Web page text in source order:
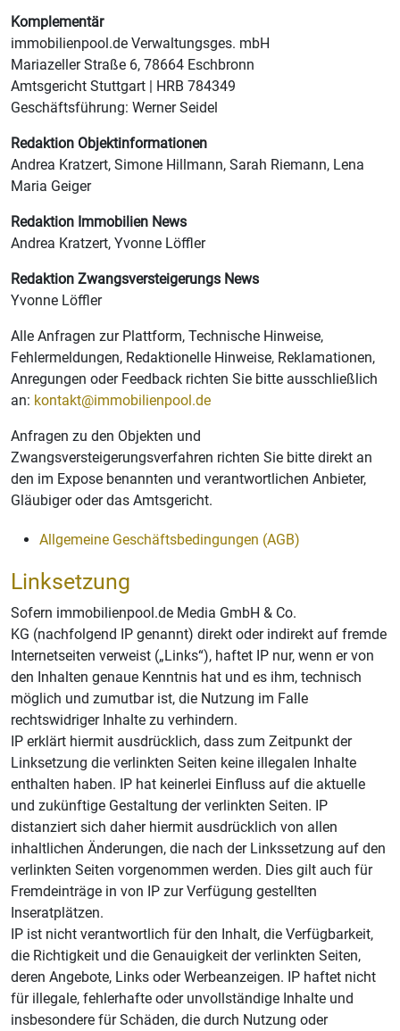
Komplementär
immobilienpool.de Verwaltungsges. mbH
Mariazeller Straße 6, 78664 Eschbronn
Amtsgericht Stuttgart | HRB 784349
Geschäftsführung: Werner Seidel
Redaktion Objektinformationen
Andrea Kratzert, Simone Hillmann, Sarah Riemann, Lena
Maria Geiger
Redaktion Immobilien News
Andrea Kratzert, Yvonne Löffler
Redaktion Zwangsversteigerungs News
Yvonne Löffler
Alle Anfragen zur Plattform, Technische Hinweise,
Fehlermeldungen, Redaktionelle Hinweise, Reklamationen,
Anregungen oder Feedback richten Sie bitte ausschließlich
an: kontakt@immobilienpool.de
Anfragen zu den Objekten und
Zwangsversteigerungsverfahren richten Sie bitte direkt an
den im Expose benannten und verantwortlichen Anbieter,
Gläubiger oder das Amtsgericht.
Allgemeine Geschäftsbedingungen (AGB)
Linksetzung
Sofern immobilienpool.de Media GmbH & Co.
KG (nachfolgend IP genannt) direkt oder indirekt auf fremde
Internetseiten verweist („Links“), haftet IP nur, wenn er von
den Inhalten genaue Kenntnis hat und es ihm, technisch
möglich und zumutbar ist, die Nutzung im Falle
rechtswidriger Inhalte zu verhindern.
IP erklärt hiermit ausdrücklich, dass zum Zeitpunkt der
Linksetzung die verlinkten Seiten keine illegalen Inhalte
enthalten haben. IP hat keinerlei Einfluss auf die aktuelle
und zukünftige Gestaltung der verlinkten Seiten. IP
distanziert sich daher hiermit ausdrücklich von allen
inhaltlichen Änderungen, die nach der Linkssetzung auf den
verlinkten Seiten vorgenommen werden. Dies gilt auch für
Fremdeinträge in von IP zur Verfügung gestellten
Inseratplätzen.
IP ist nicht verantwortlich für den Inhalt, die Verfügbarkeit,
die Richtigkeit und die Genauigkeit der verlinkten Seiten,
deren Angebote, Links oder Werbeanzeigen. IP haftet nicht
für illegale, fehlerhafte oder unvollständige Inhalte und
insbesondere für Schäden, die durch Nutzung oder